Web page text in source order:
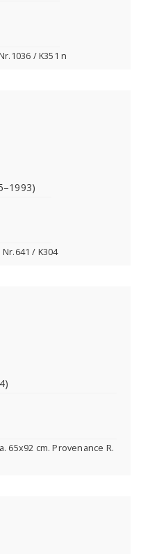
/ K351 n
/ K304
65x92 cm. Provenance R.